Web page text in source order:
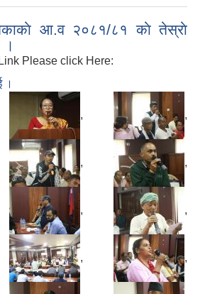
आ.व २०८१/८१ काे तेस्राे
।
Please click Here:
।
, ,
, ,
, ,
, ,